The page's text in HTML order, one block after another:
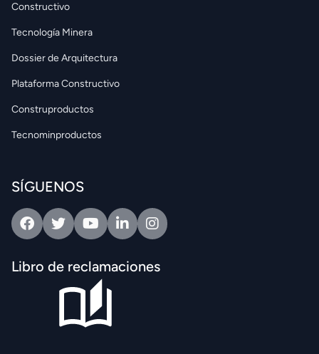
Constructivo
Tecnología Minera
Dossier de Arquitectura
Plataforma Constructivo
Construproductos
Tecnominproductos
SÍGUENOS
FacebookTwitterYoutubeLinkedinIntagram
Libro de reclamaciones